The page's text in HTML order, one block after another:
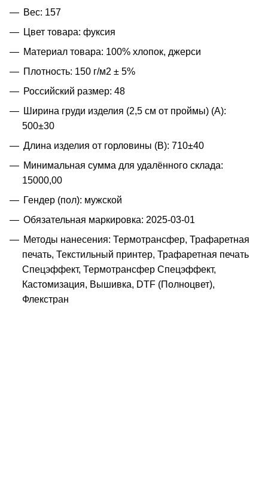
Вес: 157
Цвет товара: фуксия
Материал товара: 100% хлопок, джерси
Плотность: 150 г/м2 ± 5%
Российский размер: 48
Ширина груди изделия (2,5 см от проймы) (A):
500±30
Длина изделия от горловины (B): 710±40
Минимальная сумма для удалённого склада:
15000,00
Гендер (пол): мужской
Обязательная маркировка: 2025-03-01
Методы нанесения: Термотрансфер, Трафаретная
печать, Текстильный принтер, Трафаретная печать
Спецэффект, Термотрансфер Спецэффект,
Кастомизация, Вышивка, DTF (Полноцвет),
Флекстран